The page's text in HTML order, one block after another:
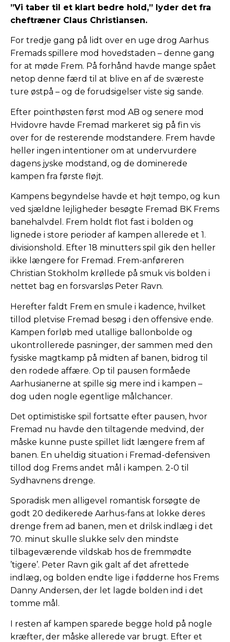
”Vi taber til et klart bedre hold,” lyder det fra
cheftræner Claus Christiansen.
For tredje gang på lidt over en uge drog Aarhus
Fremads spillere mod hovedstaden – denne gang
for at møde Frem. På forhånd havde mange spået
netop denne færd til at blive en af de sværeste
ture østpå – og de forudsigelser viste sig sande.
Efter pointhøsten først mod AB og senere mod
Hvidovre havde Fremad markeret sig på fin vis
over for de resterende modstandere. Frem havde
heller ingen intentioner om at undervurdere
dagens jyske modstand, og de dominerede
kampen fra første fløjt.
Kampens begyndelse havde et højt tempo, og kun
ved sjældne lejligheder besøgte Fremad BK Frems
banehalvdel. Frem holdt flot fast i bolden og
lignede i store perioder af kampen allerede et 1.
divisionshold. Efter 18 minutters spil gik den heller
ikke længere for Fremad. Frem-anføreren
Christian Stokholm krøllede på smuk vis bolden i
nettet bag en forsvarsløs Peter Ravn.
Herefter faldt Frem en smule i kadence, hvilket
tillod pletvise Fremad besøg i den offensive ende.
Kampen forløb med utallige ballonbolde og
ukontrollerede pasninger, der sammen med den
fysiske magtkamp på midten af banen, bidrog til
den rodede affære. Op til pausen formåede
Aarhusianerne at spille sig mere ind i kampen –
dog uden nogle egentlige målchancer.
Det optimistiske spil fortsatte efter pausen, hvor
Fremad nu havde den tiltagende medvind, der
måske kunne puste spillet lidt længere frem af
banen. En uheldig situation i Fremad-defensiven
tillod dog Frems andet mål i kampen. 2-0 til
Sydhavnens drenge.
Sporadisk men alligevel romantisk forsøgte de
godt 20 dedikerede Aarhus-fans at lokke deres
drenge frem ad banen, men et drilsk indlæg i det
70. minut skulle slukke selv den mindste
tilbageværende vildskab hos de fremmødte
’tigere’. Peter Ravn gik galt af det afrettede
indlæg, og bolden endte lige i fødderne hos Frems
Danny Andersen, der let lagde bolden ind i det
tomme mål.
I resten af kampen sparede begge hold på nogle
kræfter, der måske allerede var brugt. Efter et